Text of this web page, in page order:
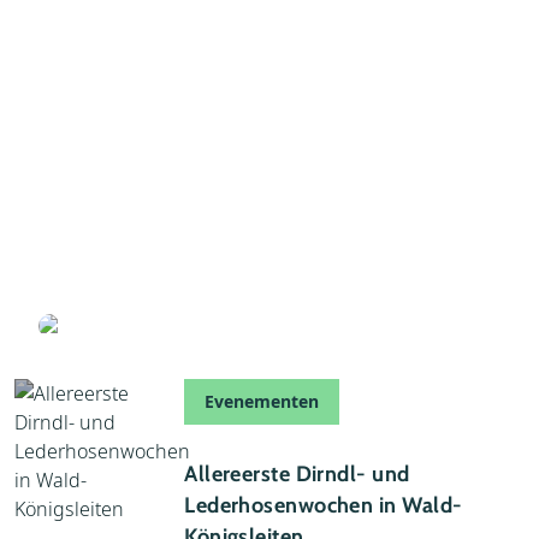
Evenementen
12 augustus 2024
Allereerste Dirndl- und
Lederhosenwochen in Wald-